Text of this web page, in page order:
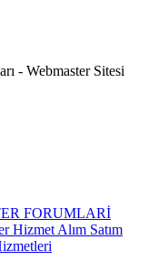
- Webmaster Sitesi
FORUMLARİ
Hizmet Alım Satım